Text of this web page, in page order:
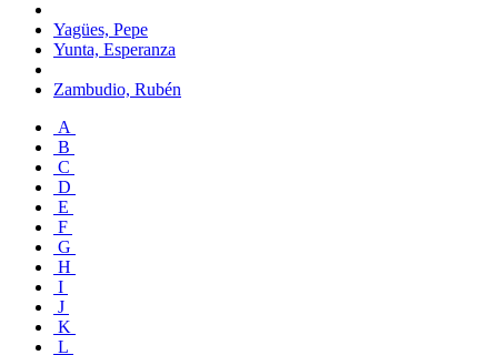
Yagües, Pepe
Yunta, Esperanza
Zambudio, Rubén
A
B
C
D
E
F
G
H
I
J
K
L